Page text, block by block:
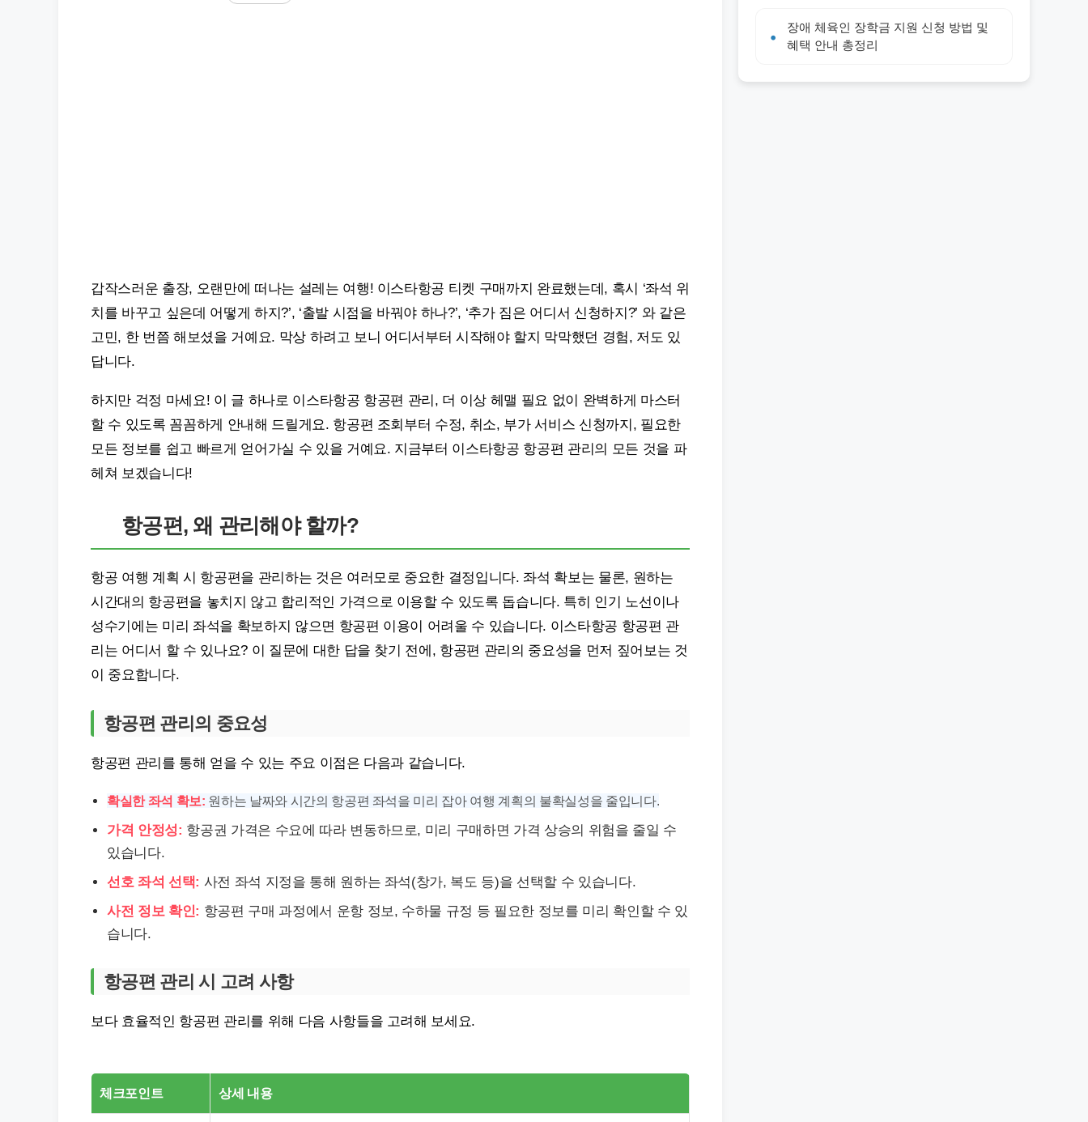
갑작스러운 출장, 오랜만에 떠나는 설레는 여행! 이스타항공 티켓 구매까지 완료했는데, 혹시 ‘좌석 위
치를 바꾸고 싶은데 어떻게 하지?’, ‘출발 시점을 바꿔야 하나?’, ‘추가 짐은 어디서 신청하지?’ 와 같은
고민, 한 번쯤 해보셨을 거예요. 막상 하려고 보니 어디서부터 시작해야 할지 막막했던 경험, 저도 있
답니다.
하지만 걱정 마세요! 이 글 하나로 이스타항공 항공편 관리, 더 이상 헤맬 필요 없이 완벽하게 마스터
할 수 있도록 꼼꼼하게 안내해 드릴게요. 항공편 조회부터 수정, 취소, 부가 서비스 신청까지, 필요한
모든 정보를 쉽고 빠르게 얻어가실 수 있을 거예요. 지금부터 이스타항공 항공편 관리의 모든 것을 파
헤쳐 보겠습니다!
항공편, 왜 관리해야 할까?
항공 여행 계획 시 항공편을 관리하는 것은 여러모로 중요한 결정입니다. 좌석 확보는 물론, 원하는
시간대의 항공편을 놓치지 않고 합리적인 가격으로 이용할 수 있도록 돕습니다. 특히 인기 노선이나
성수기에는 미리 좌석을 확보하지 않으면 항공편 이용이 어려울 수 있습니다. 이스타항공 항공편 관
리는 어디서 할 수 있나요? 이 질문에 대한 답을 찾기 전에, 항공편 관리의 중요성을 먼저 짚어보는 것
이 중요합니다.
항공편 관리의 중요성
항공편 관리를 통해 얻을 수 있는 주요 이점은 다음과 같습니다.
확실한 좌석 확보: 원하는 날짜와 시간의 항공편 좌석을 미리 잡아 여행 계획의 불확실성을 줄입니다.
가격 안정성: 항공권 가격은 수요에 따라 변동하므로, 미리 구매하면 가격 상승의 위험을 줄일 수
있습니다.
선호 좌석 선택: 사전 좌석 지정을 통해 원하는 좌석(창가, 복도 등)을 선택할 수 있습니다.
사전 정보 확인: 항공편 구매 과정에서 운항 정보, 수하물 규정 등 필요한 정보를 미리 확인할 수 있
습니다.
항공편 관리 시 고려 사항
보다 효율적인 항공편 관리를 위해 다음 사항들을 고려해 보세요.
체크포인트 상세 내용
장애 체육인 장학금 지원 신청 방법 및
혜택 안내 총정리